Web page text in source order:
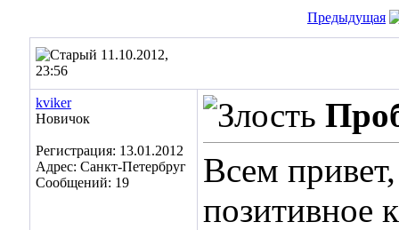
Предыдущая
11.10.2012,
23:56
kviker
Новичок
Регистрация: 13.01.2012
Адрес: Санкт-Петербруг
Сообщений: 19
Всем
позитивное